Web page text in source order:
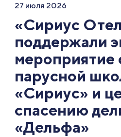
27 июля 2026
«Сириус
поддержали
мероприятие
парусной
«Сириус» и
спасению
«Дельфа»